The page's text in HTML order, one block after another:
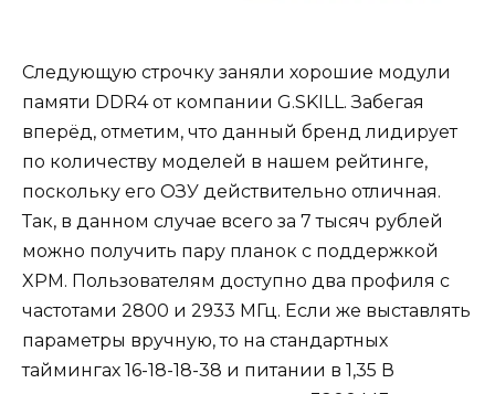
Следующую строчку заняли хорошие модули
памяти DDR4 от компании G.SKILL. Забегая
вперёд, отметим, что данный бренд лидирует
по количеству моделей в нашем рейтинге,
поскольку его ОЗУ действительно отличная.
Так, в данном случае всего за 7 тысяч рублей
можно получить пару планок с поддержкой
XPM. Пользователям доступно два профиля с
частотами 2800 и 2933 МГц. Если же выставлять
параметры вручную, то на стандартных
таймингах 16-18-18-38 и питании в 1,35 В